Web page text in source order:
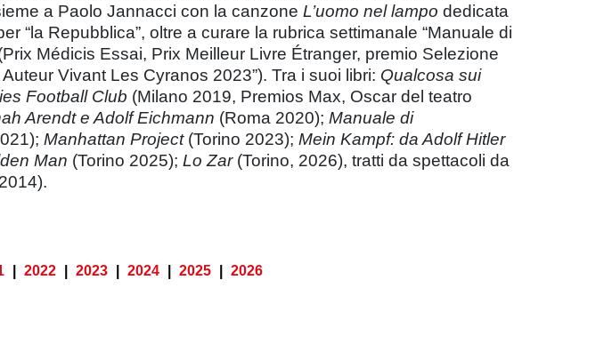
a Paolo Jannacci con la canzone L’uomo nel lampo dedicata
“la Repubblica”, oltre a curare la rubrica settimanale “Manuale di
Médicis Essai, Prix Meilleur Livre Étranger, premio Selezione
Vivant Les Cyranos 2023”). Tra i suoi libri: Qualcosa sui
Football Club (Milano 2019, Premios Max, Oscar del teatro
Arendt e Adolf Eichmann (Roma 2020); Manuale di
Manhattan Project(Torino 2023); Mein Kampf: da Adolf Hitler
Man (Torino 2025); Lo Zar(Torino, 2026), tratti da spettacoli da
2022 2023 2024 2025 2026